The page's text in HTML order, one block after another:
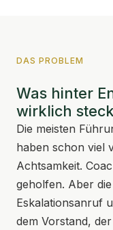
DAS PROBLEM
Was hinter
wirklich
Die meisten
haben schon viel
Achtsamkeit.
geholfen. Aber
Eskalationsanruf
dem Vorstand,